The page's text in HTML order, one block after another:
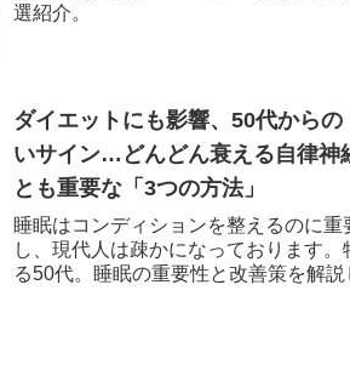
選紹介。
ダイエットにも影響、50代から
いサイン…どんどん衰える自律神
とも重要な「3つの方法」
睡眠はコンディションを整えるのに
し、現代人は疎かになっております。
る50代。睡眠の重要性と改善策を解説